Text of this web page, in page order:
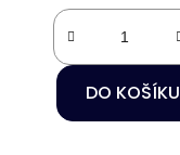
DO KOŠÍKU